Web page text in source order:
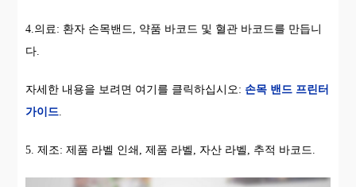
4.의료: 환자 손목밴드, 약품 바코드 및 혈관 바코드를 만듭니
다.
자세한 내용을 보려면 여기를 클릭하십시오: 손목 밴드 프린터
가이드
5. 제조: 제품 라벨 인쇄, 제품 라벨, 자산 라벨, 추적 바코드.